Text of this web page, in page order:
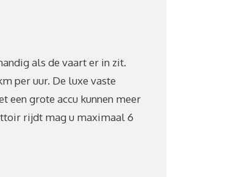
als de vaart er in zit.
per uur. De luxe vaste
een grote accu kunnen meer
rijdt mag u maximaal 6